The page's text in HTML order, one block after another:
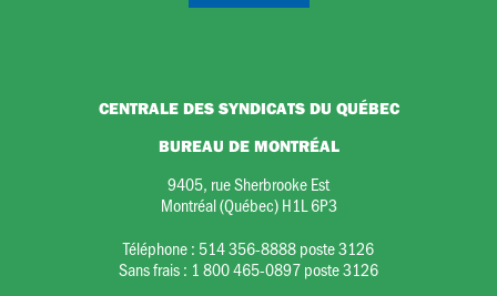
CENTRALE DES SYNDICATS DU QUÉBEC
BUREAU DE MONTRÉAL
9405, rue Sherbrooke Est
Montréal (Québec) H1L 6P3
Téléphone : 514 356-8888 poste 3126
Sans frais : 1 800 465-0897 poste 3126